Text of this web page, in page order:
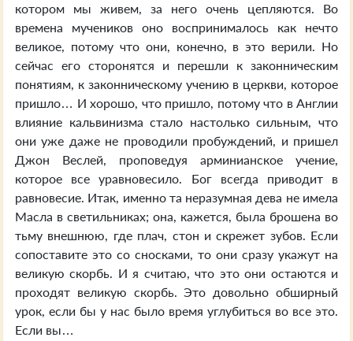
котором мы живем, за него очень цепляются. Во
времена мучеников оно воспринималось как нечто
великое, потому что они, конечно, в это верили. Но
сейчас его сторонятся и перешли к законническим
понятиям, к законническому учению в церкви, которое
пришло… И хорошо, что пришло, потому что в Англии
влияние кальвинизма стало настолько сильным, что
они уже даже не проводили пробуждений, и пришел
Джон Веслей, проповедуя арминианское учение,
которое все уравновесило. Бог всегда приводит в
равновесие. Итак, именно та неразумная дева не имела
Масла в светильниках; она, кажется, была брошена во
тьму внешнюю, где плач, стон и скрежет зубов. Если
сопоставите это со сносками, то они сразу укажут на
великую скорбь. И я считаю, что это они остаются и
проходят великую скорбь. Это довольно обширный
урок, если бы у нас было время углубиться во все это.
Если вы…